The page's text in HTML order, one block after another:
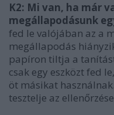
K2: Mi van, ha már
megállapodásunk
fed le valójában az a
megállapodás
papíron tiltja a
csak egy eszközt fed
öt másikat
tesztelje az